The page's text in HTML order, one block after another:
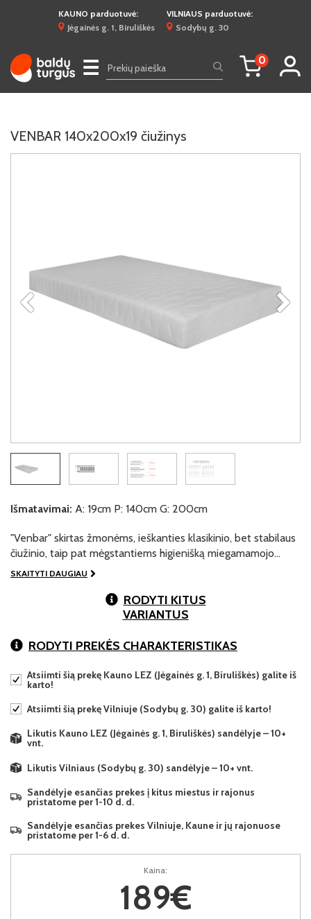
KAUNO parduotuvė:
Jėgainės g. 1, Biruliškės
VILNIAUS parduotuvė:
Sodybų g. 30
☰ 0
VENBAR 140x200x19 čiužinys
Išmatavimai: A: 19cm P: 140cm G: 200cm
"Venbar" skirtas žmonėms, ieškanties klasikinio, bet stabilaus
čiužinio, taip pat mėgstantiems higienišką miegamamojo…
SKAITYTI DAUGIAU
RODYTI KITUS
VARIANTUS
RODYTI PREKĖS CHARAKTERISTIKAS
Atsiimti šią prekę Kauno LEZ (Jėgainės g. 1, Biruliškės) galite iš
karto!
Atsiimti šią prekę Vilniuje (Sodybų g. 30) galite iš karto!
Likutis Kauno LEZ (Jėgainės g. 1, Biruliškės) sandėlyje – 10+
vnt.
Likutis Vilniaus (Sodybų g. 30) sandėlyje – 10+ vnt.
Sandėlyje esančias prekes į kitus miestus ir rajonus
pristatome per 1-10 d. d.
Sandėlyje esančias prekes Vilniuje, Kaune ir jų rajonuose
pristatome per 1-6 d. d.
Kaina:
189€